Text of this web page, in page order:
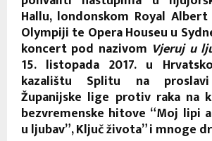
Hallu, londonskom Royal
Olympiji te Opera Houseu u
koncert pod nazivom Vjeruj u
15. listopada 2017. u
kazalištu Splitu na
Županijske lige protiv raka na
bezvremenske hitove “Moj lipi
u ljubav”, Ključ života” i mnoge